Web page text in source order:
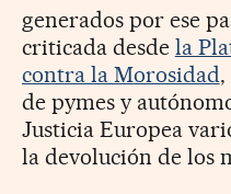
generados por ese
criticada desde la
contra la Morosidad,
de pymes y
Justicia Europea
la devolución de los